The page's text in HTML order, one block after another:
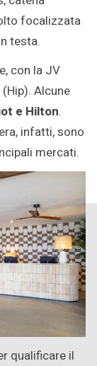
focalizzata
testa.
con la JV
Alcune
e Hilton.
infatti, sono
mercati.
qualificare il